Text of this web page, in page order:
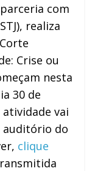
parceria com
realiza
Crise ou
nesta
30 de
vai
auditório do
clique